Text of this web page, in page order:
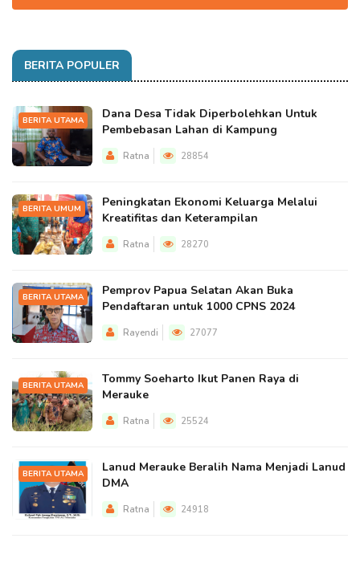
BERITA POPULER
BERITA UTAMA
Dana Desa Tidak Diperbolehkan Untuk
Pembebasan Lahan di Kampung
Ratna 28854
BERITA UMUM
Peningkatan Ekonomi Keluarga Melalui
Kreatifitas dan Keterampilan
Ratna 28270
BERITA UTAMA
Pemprov Papua Selatan Akan Buka
Pendaftaran untuk 1000 CPNS 2024
Rayendi 27077
BERITA UTAMA
Tommy Soeharto Ikut Panen Raya di
Merauke
Ratna 25524
BERITA UTAMA
Lanud Merauke Beralih Nama Menjadi Lanud
DMA
Ratna 24918